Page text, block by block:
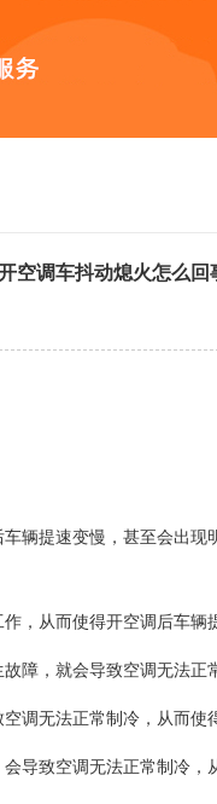
空调车抖动熄火怎么回
提速变慢，甚至会出现
从而使得开空调后车辆
，就会导致空调无法正
无法正常制冷，从而使
致空调无法正常制冷，